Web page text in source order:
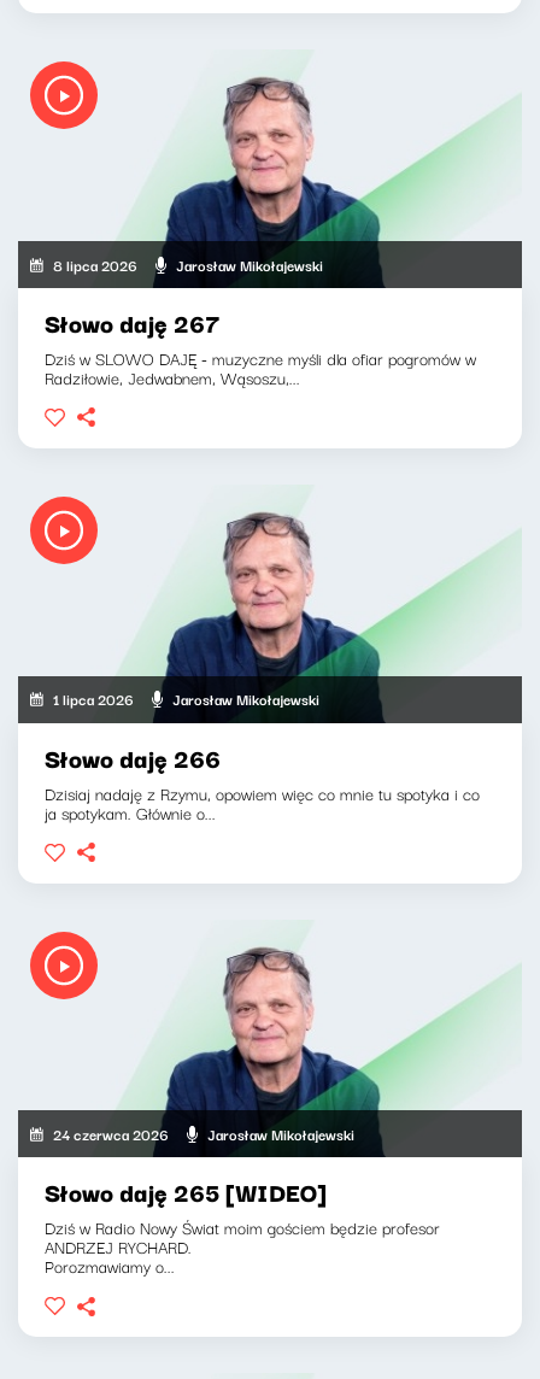
8 lipca 2026 Jarosław Mikołajewski
Słowo daję 267
Dziś w SLOWO DAJĘ - muzyczne myśli dla ofiar pogromów w
Radziłowie, Jedwabnem, Wąsoszu,...
1 lipca 2026 Jarosław Mikołajewski
Słowo daję 266
Dzisiaj nadaję z Rzymu, opowiem więc co mnie tu spotyka i co
ja spotykam. Głównie o...
24 czerwca 2026 Jarosław Mikołajewski
Słowo daję 265 [WIDEO]
Dziś w Radio Nowy Świat moim gościem będzie profesor
ANDRZEJ RYCHARD.
Porozmawiamy o...